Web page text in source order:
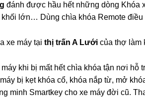
đánh được hầu hết những dòng Khóa
khối lớn… Dùng chìa khóa Remote điều
xe máy tại thị trấn A Lưới của thợ làm
khi bị mất hết chìa khóa tận nơi hỗ
bị kẹt khóa cổ, khóa nắp từ, mở
minh Smartkey cho xe máy đời cũ.